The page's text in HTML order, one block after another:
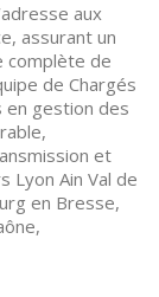
aux
assurant un
complète de
de Chargés
en gestion des
et
Lyon Ain Val de
en Bresse,